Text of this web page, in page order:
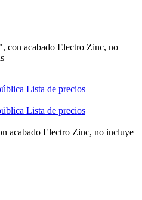
con acabado Electro Zinc, no
Lista de precios
Lista de precios